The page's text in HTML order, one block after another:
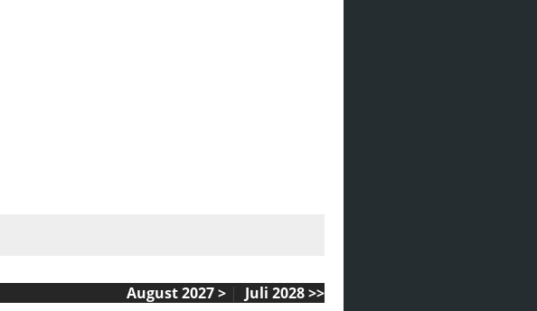
August 2027 >| Juli 2028 >>